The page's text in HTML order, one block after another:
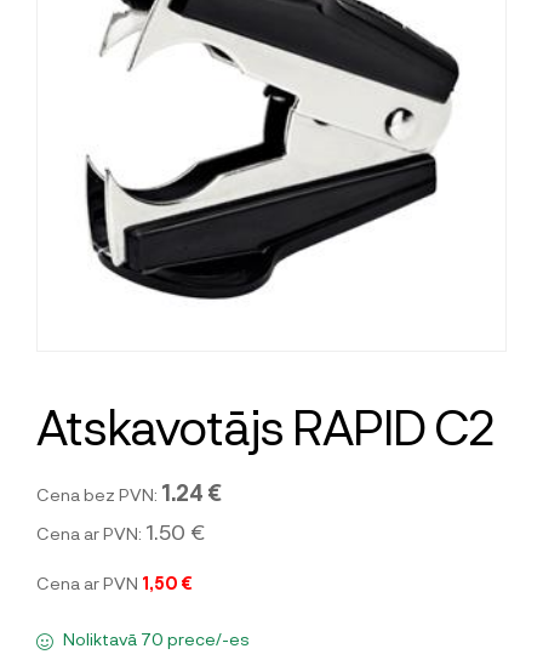
Atskavotājs RAPID C2
Cena bez PVN: 1.24 €
Cena ar PVN: 1.50 €
Cena ar PVN 1,50 €
Noliktavā 70 prece/-es